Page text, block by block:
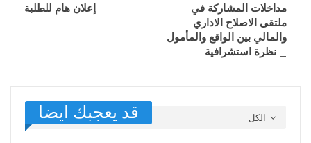
إعلان هام للطلبة
مداخلات المشاركة في
ملتقى الاصلاح الاداري
والمالي بين الواقع والمأمول
_ نظرة استشرافية
قد يعجبك ايضا